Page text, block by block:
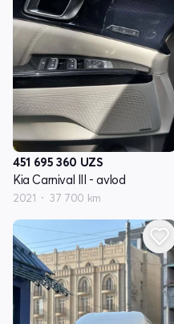
451 695 360 UZS
Kia Carnival III - avlod
2021 37 700 km